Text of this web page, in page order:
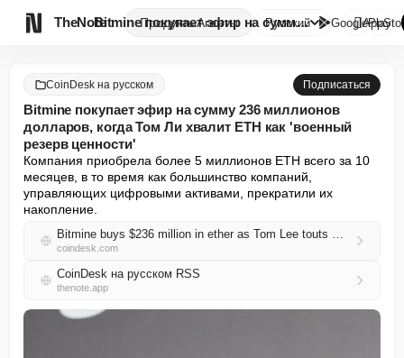
TheNote ПродуктыАгенты Bitmine покупает эфир на сумму...
Русский GooglePlay

CoinDesk на русском Подписаться
Bitmine покупает эфир на сумму 236 миллионов
долларов, когда Том Ли хвалит ETH как 'военный
резерв ценности'
Компания приобрела более 5 миллионов ETH всего за 10
месяцев, в то время как большинство компаний,
управляющих цифровыми активами, прекратили их
накопление.
Bitmine buys $236 million in ether as Tom Lee touts ETH as 'wartime store of value'
coindesk.com
CoinDesk на русском RSS
thenote.app